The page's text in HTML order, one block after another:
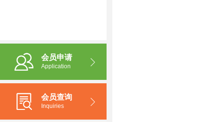
会员申请
Application
会员查询
Inquiries